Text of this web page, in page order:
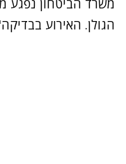
משרד הביטחון נפגע
הגולן. האירוע